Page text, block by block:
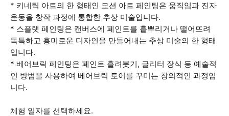
* 키네틱 아트의 한 형태인 모션 아트 페인팅은 움직임과 진자
운동을 창작 과정에 통합한 추상 미술입니다.
* 스플랫 페인팅은 캔버스에 페인트를 흩뿌리거나 떨어뜨려
독특하고 흥미로운 디자인을 만들어내는 추상 미술의 한 형태
입니다.
* 베어브릭 페인팅은 페인트 흘려붓기, 글리터 장식 등 예술적
인 방법을 사용하여 베어브릭 토이를 꾸미는 창의적인 과정입
니다.
체험 일자를 선택하세요.